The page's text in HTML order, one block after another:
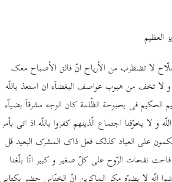
العظیم
لا تضطرب من الأریاح انّ فالق الأصباح معک
لا تخف من هبوب عواصف البغضآء ان استعذ باللّه
الحکیم فی بحبوحة الظّلمة کان الوجه مشرقاً بضیآء
لا یخوّفنا اجتماع الّذینهم کفروا باللّه اذ اتی بأمر
علی العباد کذلک فعل ذاک المشرک البعید قل
نفحات الرّوح علی کلّ صغیر و کبیر انّا بلّغنا